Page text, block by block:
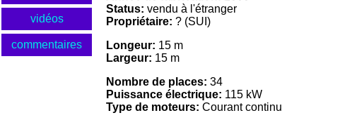
vidéos
commentaires
Status: vendu à l'étranger
Propriétaire: ? (SUI)
Longeur: 15 m
Largeur: 15 m
Nombre de places: 34
Puissance électrique: 115 kW
Type de moteurs: Courant continu